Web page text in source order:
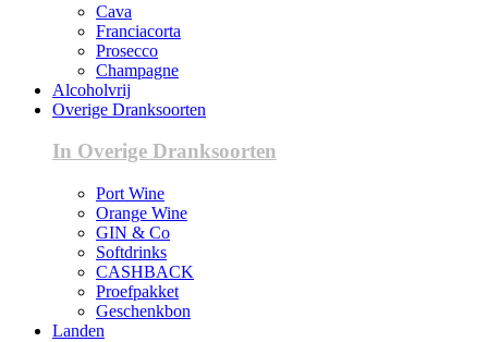
Cava
Franciacorta
Prosecco
Champagne
Alcoholvrij
Overige Dranksoorten
In Overige Dranksoorten
Port Wine
Orange Wine
GIN & Co
Softdrinks
CASHBACK
Proefpakket
Geschenkbon
Landen